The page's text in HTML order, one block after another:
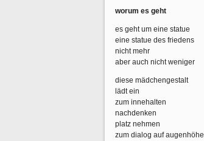
worum es geht
es geht um eine statue
eine statue des friedens
nicht mehr
aber auch nicht weniger
diese mädchengestalt
lädt ein
zum innehalten
nachdenken
platz nehmen
zum dialog auf augenhöhe